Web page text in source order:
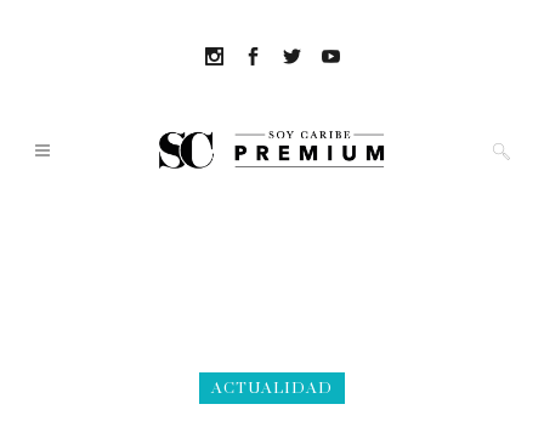
ACTUALIDAD